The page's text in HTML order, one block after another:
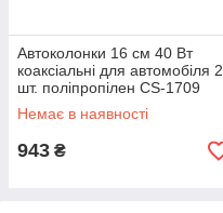
Автоколонки 16 см 40 Вт
коаксіальні для автомобіля 2
шт. поліпропілен CS-1709
Немає в наявності
943 ₴